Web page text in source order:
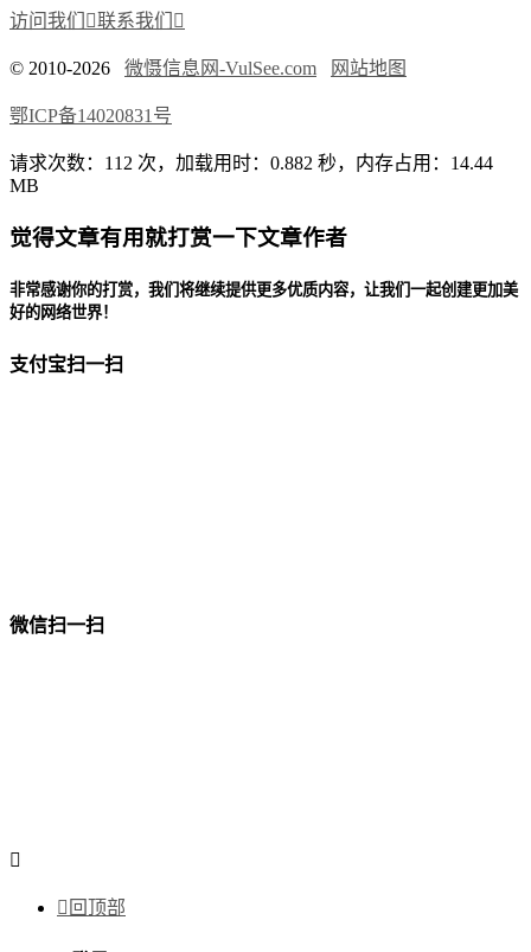
访问我们 联系我们 
© 2010-2026 微慑信息网-VulSee.com 网站地图
鄂ICP备14020831号
请求次数：112 次，加载用时：0.882 秒，内存占用：14.44
MB
觉得文章有用就打赏一下文章作者
非常感谢你的打赏，我们将继续提供更多优质内容，让我们一起创建更加美
好的网络世界！
支付宝扫一扫
微信扫一扫

 回顶部